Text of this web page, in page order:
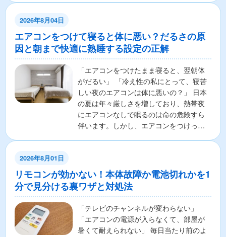
2026年8月04日
エアコンをつけて寝ると体に悪い？だるさの原
因と朝まで快適に熟睡する設定の正解
「エアコンをつけたまま寝ると、翌朝体
がだるい」 「冷え性の私にとって、寝苦
しい夜のエアコンは体に悪いの？」 日本
の夏は年々厳しさを増しており、熱帯夜
にエアコンなしで眠るのは命の危険すら
伴います。しかし、エアコンをつけっぱ
2026年8月01日
リモコンが効かない！本体故障か電池切れかを1
分で見分ける裏ワザと対処法
「テレビのチャンネルが変わらない」
「エアコンの電源が入らなくて、部屋が
暑くて耐えられない」 毎日当たり前のよ